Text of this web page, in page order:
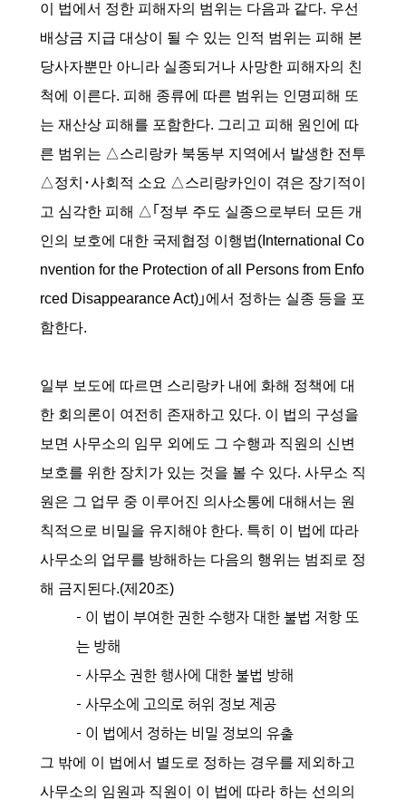
이 법에서 정한 피해자의 범위는 다음과 같다. 우선
배상금 지급 대상이 될 수 있는 인적 범위는 피해 본
당사자뿐만 아니라 실종되거나 사망한 피해자의 친
척에 이른다. 피해 종류에 따른 범위는 인명피해 또
는 재산상 피해를 포함한다. 그리고 피해 원인에 따
른 범위는 △스리랑카 북동부 지역에서 발생한 전투
△정치･사회적 소요 △스리랑카인이 겪은 장기적이
고 심각한 피해 △｢정부 주도 실종으로부터 모든 개
인의 보호에 대한 국제협정 이행법(International Co
nvention for the Protection of all Persons from Enfo
rced Disappearance Act)｣에서 정하는 실종 등을 포
함한다.
일부 보도에 따르면 스리랑카 내에 화해 정책에 대
한 회의론이 여전히 존재하고 있다. 이 법의 구성을
보면 사무소의 임무 외에도 그 수행과 직원의 신변
보호를 위한 장치가 있는 것을 볼 수 있다. 사무소 직
원은 그 업무 중 이루어진 의사소통에 대해서는 원
칙적으로 비밀을 유지해야 한다. 특히 이 법에 따라
사무소의 업무를 방해하는 다음의 행위는 범죄로 정
해 금지된다.(제20조)
- 이 법이 부여한 권한 수행자 대한 불법 저항 또
는 방해
- 사무소 권한 행사에 대한 불법 방해
- 사무소에 고의로 허위 정보 제공
- 이 법에서 정하는 비밀 정보의 유출
그 밖에 이 법에서 별도로 정하는 경우를 제외하고
사무소의 임원과 직원이 이 법에 따라 하는 선의의